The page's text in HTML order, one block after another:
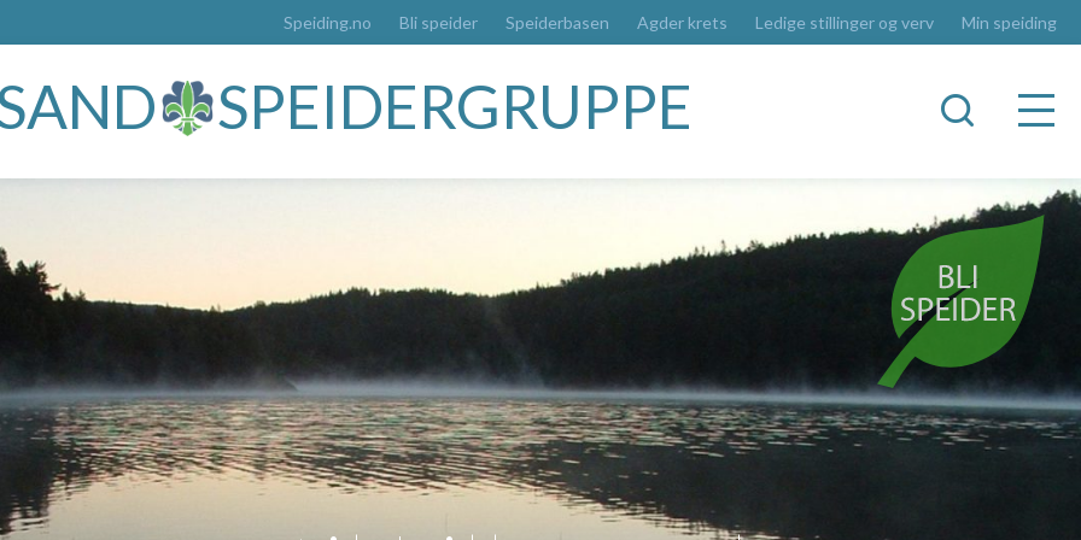
Speiding.no Bli speider Speiderbasen Agder krets Ledige stillinger og verv Min speiding
SPEIDERGRUPPE